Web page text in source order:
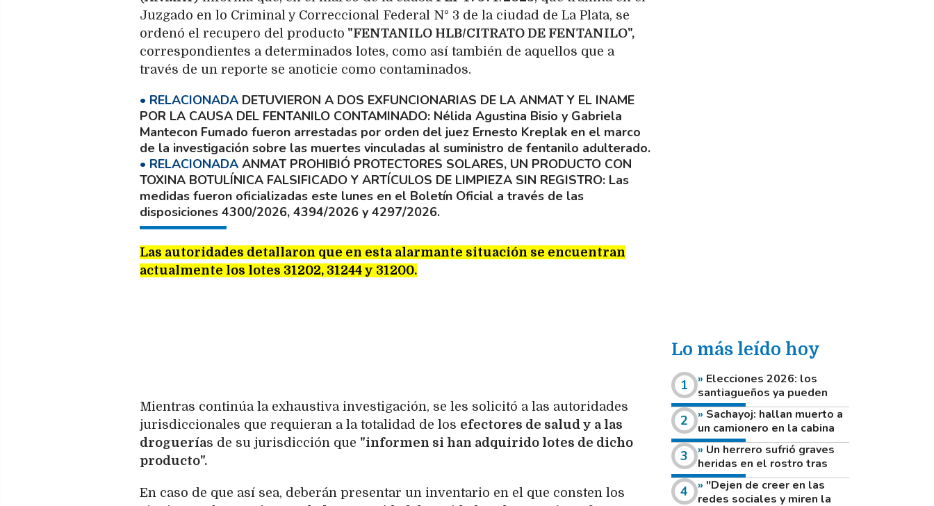
Juzgado en lo Criminal y Correccional Federal N° 3 de la ciudad de La Plata, se
ordenó el recupero del producto "FENTANILO HLB/CITRATO DE FENTANILO",
correspondientes a determinados lotes, como así también de aquellos que a
través de un reporte se anoticie como contaminados.
DETUVIERON A DOS EXFUNCIONARIAS DE LA ANMAT Y EL INAME
POR LA CAUSA DEL FENTANILO CONTAMINADO Nélida Agustina Bisio y Gabriela
Mantecon Fumado fueron arrestadas por orden del juez Ernesto Kreplak en el marco
de la investigación sobre las muertes vinculadas al suministro de fentanilo adulterado.
ANMAT PROHIBIÓ PROTECTORES SOLARES, UN PRODUCTO CON
TOXINA BOTULÍNICA FALSIFICADO Y ARTÍCULOS DE LIMPIEZA SIN REGISTRO Las
medidas fueron oficializadas este lunes en el Boletín Oficial a través de las
disposiciones 4300/2026, 4394/2026 y 4297/2026.
Las autoridades detallaron que en esta alarmante situación se encuentran
actualmente los lotes 31202, 31244 y 31200.
Mientras continúa la exhaustiva investigación, se les solicitó a las autoridades
jurisdiccionales que requieran a la totalidad de los efectores de salud y a las
droguerías de su jurisdicción que "informen si han adquirido lotes de dicho
producto".
En caso de que así sea, deberán presentar un inventario en el que consten los
Lo más leído hoy
Elecciones 2026: los
santiagueños ya pueden
consultar dónde votan este
domingo
Sachayoj: hallan muerto a
un camionero en la cabina
de su vehículo a la vera de
un camino rural
Un herrero sufrió graves
heridas en el rostro tras
reventar el disco de una
amoladora
"Dejen de creer en las
redes sociales y miren la